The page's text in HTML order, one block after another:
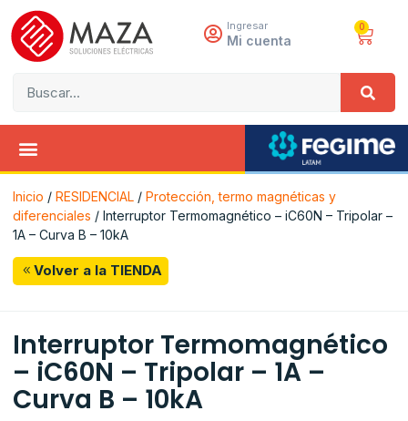
Ingresar
Mi cuenta
0
Inicio / RESIDENCIAL / Protección, termo magnéticas y
diferenciales / Interruptor Termomagnético – iC60N – Tripolar –
1A – Curva B – 10kA
Volver a la TIENDA
Interruptor Termomagnético
– iC60N – Tripolar – 1A –
Curva B – 10kA